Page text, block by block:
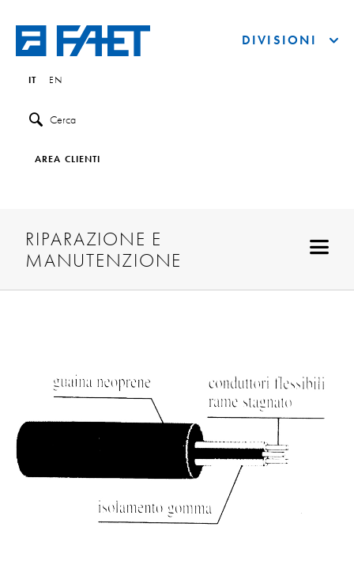
IT EN
Cerca
AREA CLIENTI
DIVISIONI
RIPARAZIONE E
MANUTENZIONE